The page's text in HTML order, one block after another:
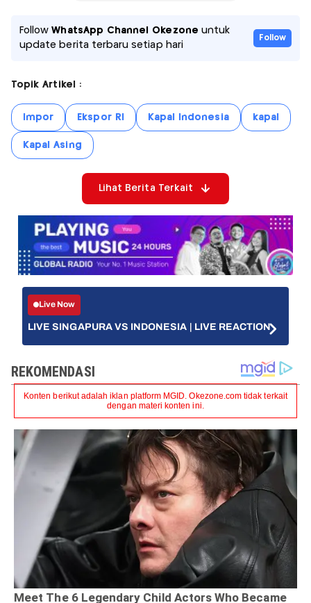
FollowWhatsApp Channel Okezone untuk
update berita terbaru setiap hari
Follow
Topik Artikel :
Impor Ekspor RI Kapal Indonesia kapal
Kapal Asing
Lihat Berita Terkait
Live Now
LIVE SINGAPURA VS INDONESIA | LIVE REACTION